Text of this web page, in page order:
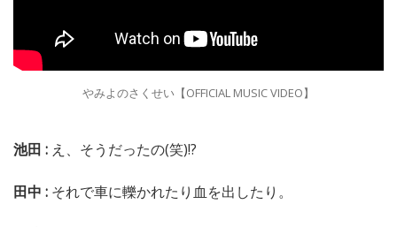
やみよのさくせい【OFFICIAL MUSIC VIDEO】
池田 : え、そうだったの(笑)!?
田中 : それで車に轢かれたり血を出したり。